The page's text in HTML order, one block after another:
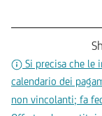
Si precisa che le
calendario dei
non vincolanti; fa